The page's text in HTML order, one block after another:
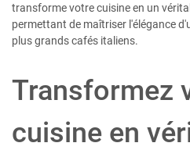
transforme votre cuisine en un
permettant de maîtriser l'élégance
plus grands cafés italiens.
Transformez
cuisine en